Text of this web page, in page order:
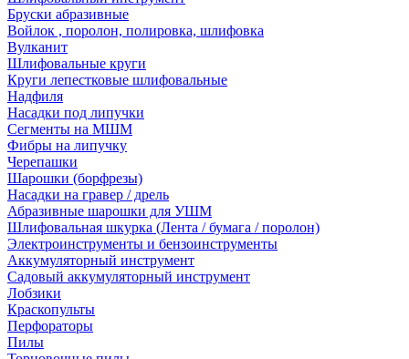
Бруски абразивные
Войлок , поролон, полировка, шлифовка
Вулканит
Шлифовальные круги
Круги лепестковые шлифовальные
Надфиля
Насадки под липучки
Сегменты на МШМ
Фибры на липучку
Черепашки
Шарошки (борфрезы)
Насадки на гравер / дрель
Абразивные шарошки для УШМ
Шлифовальная шкурка (Лента / бумага / поролон)
Электроинструменты и бензоинструменты
Аккумуляторный инструмент
Садовый аккумуляторный инструмент
Лобзики
Краскопульты
Перфораторы
Пилы